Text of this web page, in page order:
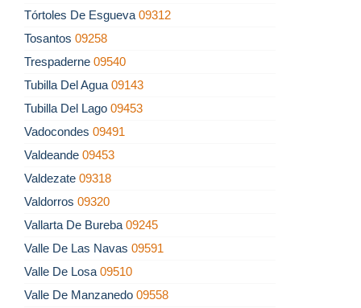
Tórtoles De Esgueva 09312
Tosantos 09258
Trespaderne 09540
Tubilla Del Agua 09143
Tubilla Del Lago 09453
Vadocondes 09491
Valdeande 09453
Valdezate 09318
Valdorros 09320
Vallarta De Bureba 09245
Valle De Las Navas 09591
Valle De Losa 09510
Valle De Manzanedo 09558